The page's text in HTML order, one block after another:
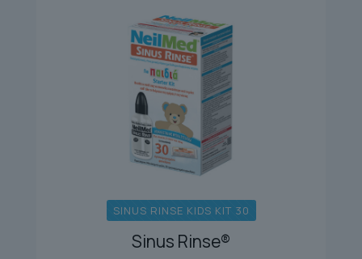
SINUS RINSE KIDS KIT 30
Sinus Rinse®